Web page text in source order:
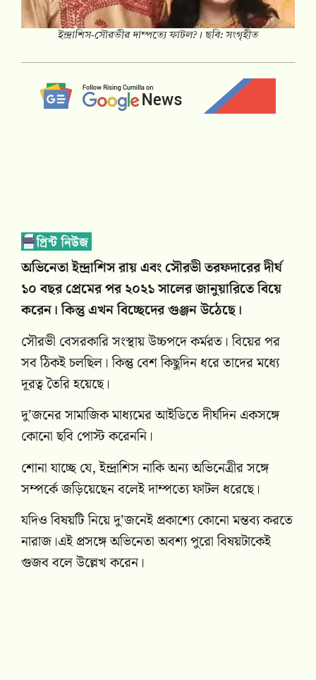
ইন্দ্রাশিস-সৌরভীর দাম্পত্যে ফাটল?। ছবি: সংগৃহীত
অভিনেতা ইন্দ্রাশিস রায় এবং সৌরভী তরফদারের দীর্ঘ
১০ বছর প্রেমের পর ২০২১ সালের জানুয়ারিতে বিয়ে
করেন। কিন্তু এখন বিচ্ছেদের গুঞ্জন উঠেছে।
সৌরভী বেসরকারি সংস্থায় উচ্চপদে কর্মরত। বিয়ের পর
সব ঠিকই চলছিল। কিন্তু বেশ কিছুদিন ধরে তাদের মধ্যে
দূরত্ব তৈরি হয়েছে।
দু’জনের সামাজিক মাধ্যমের আইডিতে দীর্ঘদিন একসঙ্গে
কোনো ছবি পোস্ট করেননি।
শোনা যাচ্ছে যে, ইন্দ্রাশিস নাকি অন্য অভিনেত্রীর সঙ্গে
সম্পর্কে জড়িয়েছেন বলেই দাম্পত্যে ফাটল ধরেছে।
যদিও বিষয়টি নিয়ে দু’জনেই প্রকাশ্যে কোনো মন্তব্য করতে
নারাজ।এই প্রসঙ্গে অভিনেতা অবশ্য পুরো বিষয়টাকেই
গুজব বলে উল্লেখ করেন।